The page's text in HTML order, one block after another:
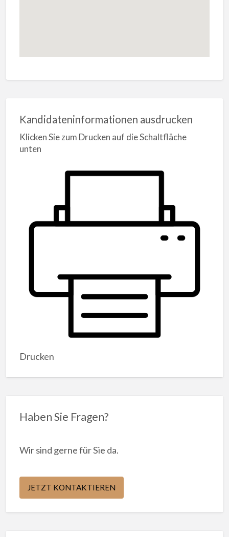
Kandidateninformationen ausdrucken
Klicken Sie zum Drucken auf die Schaltfläche
unten
Drucken
Haben Sie Fragen?
Wir sind gerne für Sie da.
JETZT KONTAKTIEREN